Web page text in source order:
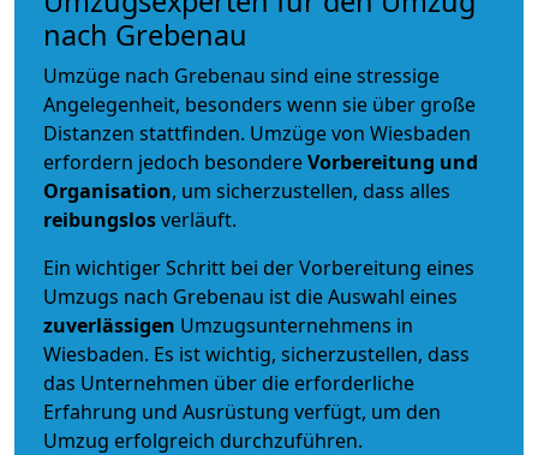
nach Grebenau
Umzüge nach Grebenau sind eine stressige
Angelegenheit, besonders wenn sie über große
Distanzen stattfinden. Umzüge von Wiesbaden
erfordern jedoch besondereVorbereitung und
Organisation, um sicherzustellen, dass alles
reibungslosverläuft.
Ein wichtiger Schritt bei der Vorbereitung eines
Umzugs nach Grebenau ist die Auswahl eines
zuverlässigen Umzugsunternehmens in
Wiesbaden. Es ist wichtig, sicherzustellen, dass
das Unternehmen über die erforderliche
Erfahrung und Ausrüstung verfügt, um den
Umzug erfolgreich durchzuführen.